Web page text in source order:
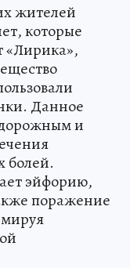
жителей
которые
«Лирика»,
Данное
и
болей.
эйфорию,
поражение